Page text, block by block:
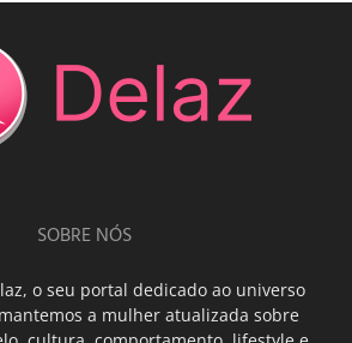
SOBRE NÓS
o seu portal dedicado ao universo
a mulher atualizada sobre